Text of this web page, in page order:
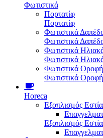
Φωτιστικά
Πορτατίφ
Πορτατίφ
Φωτιστικά
Φωτιστικά
Φωτιστικά
Φωτιστικά
Φωτιστικά
Φωτιστικά
Horeca
Εξοπλισμός
Εξοπλισμός